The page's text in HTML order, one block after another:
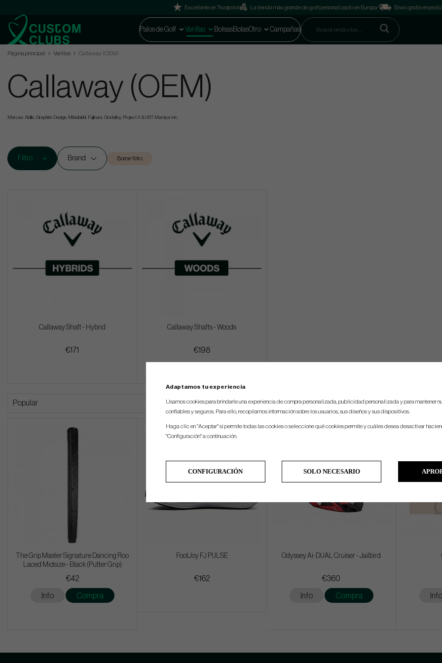
Excellente en Trustpilot La tienda más grande de golf personalizado en Europa Envío gratis en
Palos de Golf Varillas BolsasBolasOtro Campañas
Página principal Varillas Callaway (OEM)
Callaway (OEM)
Marcas: Aldila, Graphite Design, Mitsubishi, Fujikura, Grafalloy, Project X & UST Mamiya etc.
Filtro Brand Borrar filtro
Callaway Shaft - Hybrid
€171
Callaway Shafts - Woods
€198
Popular
The Grip Master Signature Dancing Roo
Laced Midsize - Black (Putter Grip)
€42
Info Compra
FootJoy FJ PULSE
€162
Odyssey Ai-DUAL Cruiser - Jailbird
€360
Info Compra Info
Adaptamos tu experiencia
Usamos cookies para brindarle una experiencia de compra personalizada, publicidad personalizada y para mantener
confiables y seguros. Para ello, recopilamos información sobre los usuarios, sus diseños y sus dispositivos.
Haga clic en "Aceptar" si permite todas las cookies o seleccione qué cookies permite y cuáles desea desactivar
"Configuración" a continuación.
CONFIGURACIÓN SOLO NECESARIO